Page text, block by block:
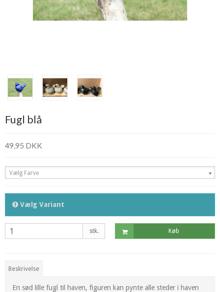
Fugl blå
49,95 DKK
Vælg Farve
Vælg Variant
stk. Køb
Beskrivelse
En sød lille fugl til haven, figuren kan pynte alle steder i haven